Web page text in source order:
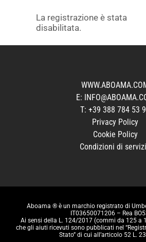
La registrazione è stata
disabilitata.
E:
T: +39 388 784 53
Privacy Policy
Cookie Policy
Condizioni di
Aboama ® è un marchio registrato di
IT03650071206 – Rea
Ai sensi della L. 124/2017 (commi da 125 a
che gli aiuti ricevuti sono pubblicati nel
Stato” di cui all’articolo 52 L.